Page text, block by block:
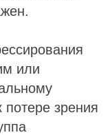
или
зрения